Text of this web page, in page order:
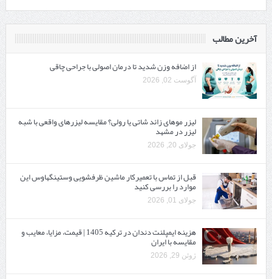
آخرین مطالب
از اضافه وزن شدید تا درمان اصولی با جراحی چاقی
آگوست 02, 2026
لیزر موهای زائد شاتی یا رولی؟ مقایسه لیزرهای واقعی با شبه‌
لیزر در مشهد
جولای 20, 2026
قبل از تماس با تعمیرکار ماشین ظرفشویی وستینگهاوس این
موارد را بررسی کنید
جولای 01, 2026
هزینه ایمپلنت دندان در ترکیه 1405 | قیمت، مزایا، معایب و
مقایسه با ایران
ژوئن 29, 2026